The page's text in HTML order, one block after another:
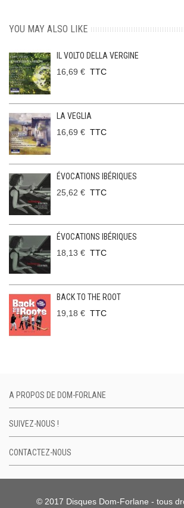
YOU MAY ALSO LIKE
IL VOLTO DELLA VERGINE
16,69 € TTC
LA VEGLIA
16,69 € TTC
ÉVOCATIONS IBÉRIQUES
25,62 € TTC
ÉVOCATIONS IBÉRIQUES
18,13 € TTC
BACK TO THE ROOT
19,18 € TTC
A PROPOS DE DOM-FORLANE
SUIVEZ-NOUS !
CONTACTEZ-NOUS
© 2017 Disques Dom-Forlane - tous